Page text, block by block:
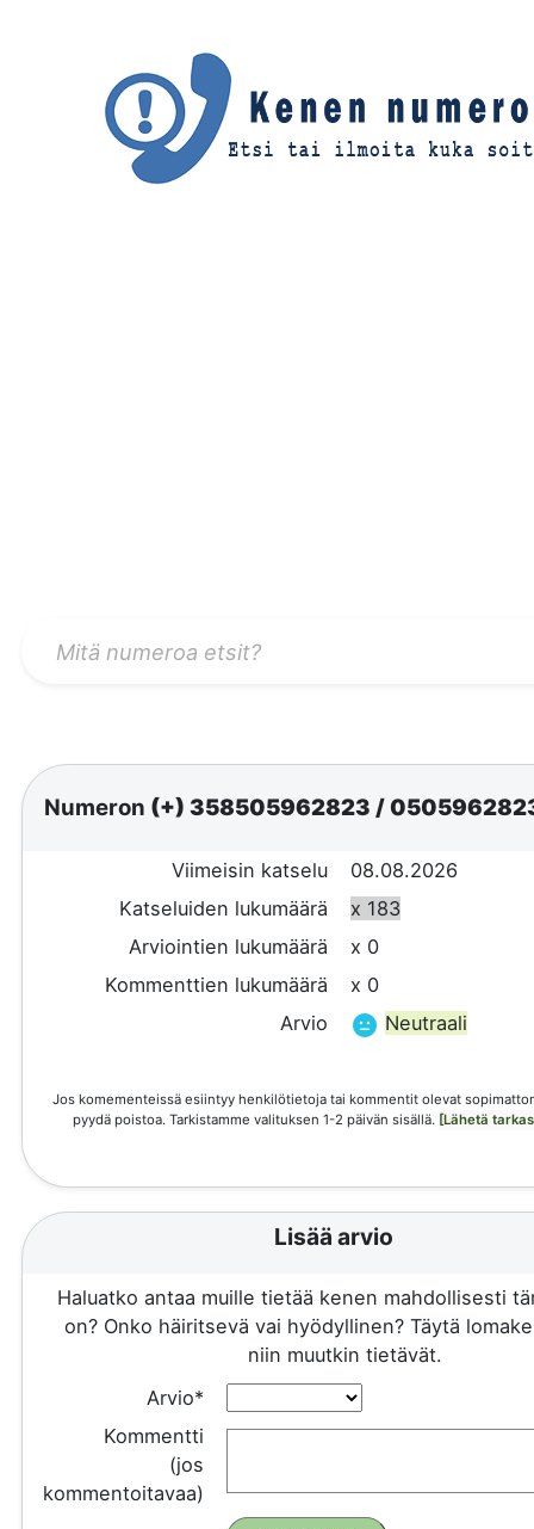
Numeron (+) 358505962823/
Viimeisin katselu
08.08.2026
Katseluiden lukumäärä
x 183
Arviointien lukumäärä
x 0
Kommenttien lukumäärä
x 0
Arvio
Neutraali
Jos komementeissä esiintyy henkilötietoja tai kommentit olevat
pyydä poistoa. Tarkistamme valituksen 1-2 päivän sisällä. [Lähetä
Lisää arvio
Haluatko antaa muille tietää kenen mahdollisesti
on? Onko häiritsevä vai hyödyllinen? Täytä
niin muutkin tietävät.
Arvio*
Kommentti
(jos
kommentoitavaa)